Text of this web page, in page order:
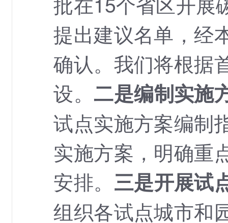
提出建议名单，经
确认。我们将根据
设。 二是编制实施
试点实施方案编制
实施方案，明确重
安排。 三是开展试
组织各试点城市和